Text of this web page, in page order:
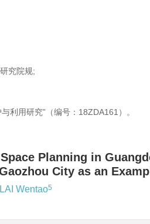
究院规;
利用研究”（编号：18ZDA161）。
Planning in
City as an
LAI Wentao5